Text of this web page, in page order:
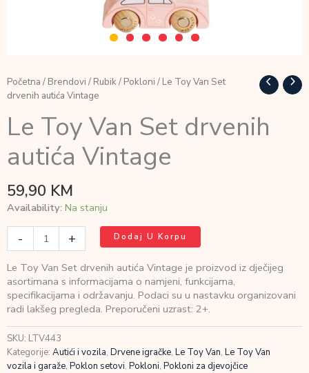
Početna / Brendovi / Rubik/ Pokloni / Le Toy Van Set
drvenih autića Vintage
Le Toy Van Set drvenih
autića Vintage
59,90 KM
Availability: Na stanju
-
Set
drvenih
autića
Vintage
količina
+ Dodaj U Korpu
Le Toy Van Set drvenih autića Vintage je proizvod iz dječijeg
asortimana s informacijama o namjeni, funkcijama,
specifikacijama i održavanju. Podaci su u nastavku organizovani
radi lakšeg pregleda. Preporučeni uzrast: 2+.
SKU: LTV443
Kategorije: Autići i vozila, Drvene igračke, Le Toy Van, Le Toy Van
vozila i garaže, Poklon setovi, Pokloni, Pokloni za djevojčice